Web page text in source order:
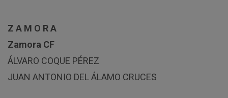
Z A M O R A
Zamora CF
ÁLVARO COQUE PÉREZ
JUAN ANTONIO DEL ÁLAMO CRUCES